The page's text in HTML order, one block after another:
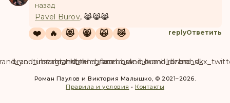
назад
Pavel Burov, 😹😹😹
❤️ 🔥 😻 😸 🙀 😿 replyОтветить
brand_instagram
brand_tiktok
brand_telegram
brand_facebook
brand_weibo
brand_tumblr
brand_dzenbrand_vk
Роман Паулов и Виктория Малышко, © 2021–2026.
Правила и условия • Контакты